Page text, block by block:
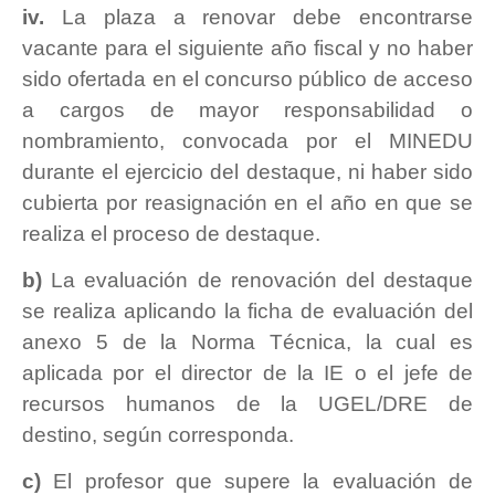
iv. La plaza a renovar debe encontrarse
vacante para el siguiente año fiscal y no haber
sido ofertada en el concurso público de acceso
a cargos de mayor responsabilidad o
nombramiento, convocada por el MINEDU
durante el ejercicio del destaque, ni haber sido
cubierta por reasignación en el año en que se
realiza el proceso de destaque.
b) La evaluación de renovación del destaque
se realiza aplicando la ficha de evaluación del
anexo 5 de la Norma Técnica, la cual es
aplicada por el director de la IE o el jefe de
recursos humanos de la UGEL/DRE de
destino, según corresponda.
c) El profesor que supere la evaluación de